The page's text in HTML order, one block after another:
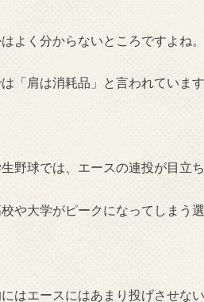
よく分からないところですよね。
「肩は消耗品」と言われています
野球では、エースの連投が目立
や大学がピークになってしまう
はエースにはあまり投げさせな